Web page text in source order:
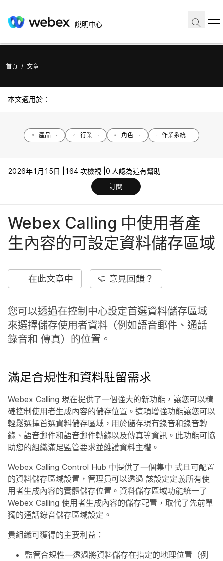
說明中心
首頁 / 文章
本文適用於：
產品 行業 角色 作業系統
2026年1月15日 | 164 次檢視 | 0 人認為這有幫助
訂閱
Webex Calling 中使用者產
生內容的可設定資料儲存區域
在此文章中 意見回饋？
您可以透過在控制中心設定首選資料儲存區域
來選擇儲存使用者資料（例如語音郵件、通話
錄音和 傳真）的位置。
滿足合規性和資料駐留需求
Webex Calling 現在提供了一個強大的新功能，讓您可以精
確控制使用者生成內容的儲存位置。這項增強功能讓您可以
輕鬆選擇首選資料儲存區域，用於儲存現有錄音和錄音轉
錄、語音郵件和語音郵件轉錄以及傳真等資訊。此功能可協
助您的組織滿足監管要求並維護資料主權。
Webex Calling Control Hub 中提供了一個集中 式且可配置
的資料儲存區域設置，管理員可以透過 該設定定義所有使
用者生成內容的實體儲存位置。資料儲存區域功能統一了
Webex Calling 使用者生成內容的儲存配置，取代了先前單
獨的通話錄音儲存區域設定。
貴組織可獲得的主要利益：
監管合規性—透過將資料儲存在指定的地理位置（例